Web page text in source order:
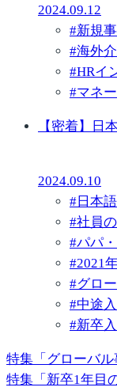
2024.09.12
#新規
#海外
#HRイ
#マネ
【密着】日
2024.09.10
# 日本
#社員
#パパ
#2021
#グロ
#中途
#新卒
特集「グローバ
特集「新卒1年目